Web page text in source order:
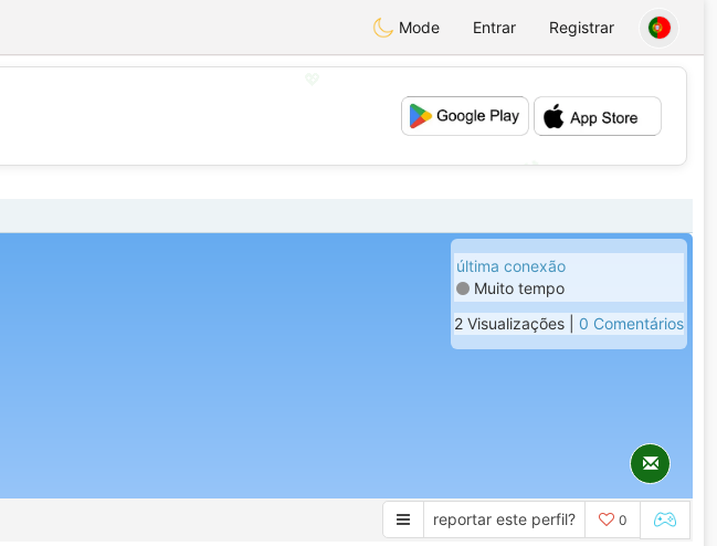
Mode Entrar Registrar
última conexão
Muito tempo
2 Visualizações | 0 Comentários
reportar este perfil? 0